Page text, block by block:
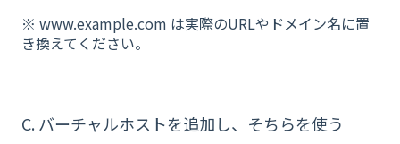
※ www.example.com は実際のURLやドメイン名に置
き換えてください。
C. バーチャルホストを追加し、そちらを使う